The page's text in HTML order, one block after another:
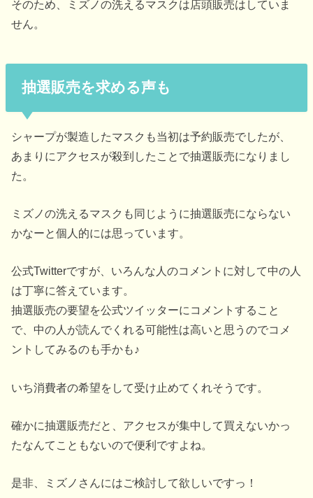
そのため、ミズノの洗えるマスクは店頭販売はしていま
せん。
抽選販売を求める声も
シャープが製造したマスクも当初は予約販売でしたが、
あまりにアクセスが殺到したことで抽選販売になりまし
た。
ミズノの洗えるマスクも同じように抽選販売にならない
かなーと個人的には思っています。
公式Twitterですが、いろんな人のコメントに対して中の人
は丁寧に答えています。
抽選販売の要望を公式ツイッターにコメントすること
で、中の人が読んでくれる可能性は高いと思うのでコメ
ントしてみるのも手かも♪
いち消費者の希望をして受け止めてくれそうです。
確かに抽選販売だと、アクセスが集中して買えないかっ
たなんてこともないので便利ですよね。
是非、ミズノさんにはご検討して欲しいですっ！